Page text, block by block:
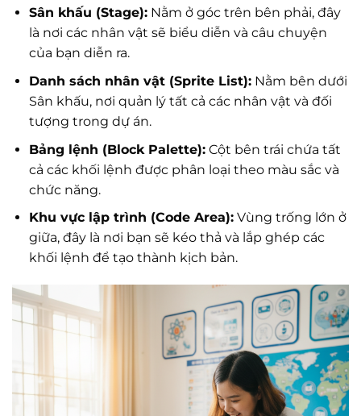
Sân khấu (Stage):Nằm ở góc trên bên phải, đây
là nơi các nhân vật sẽ biểu diễn và câu chuyện
của bạn diễn ra.
Danh sách nhân vật (Sprite List):Nằm bên dưới
Sân khấu, nơi quản lý tất cả các nhân vật và đối
tượng trong dự án.
Bảng lệnh (Block Palette):Cột bên trái chứa tất
cả các khối lệnh được phân loại theo màu sắc và
chức năng.
Khu vực lập trình (Code Area):Vùng trống lớn ở
giữa, đây là nơi bạn sẽ kéo thả và lắp ghép các
khối lệnh để tạo thành kịch bản.